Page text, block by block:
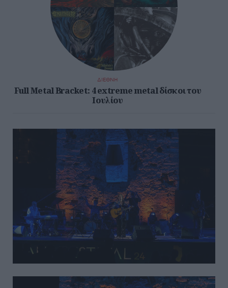
ΔΙΕΘΝΗ
Full Metal Bracket: 4 extreme metal δίσκοι του
Ιουλίου